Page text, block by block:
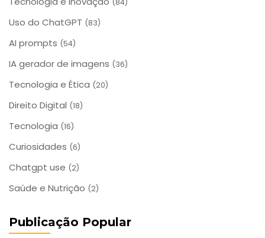
(84)
Uso do ChatGPT (83)
AI prompts (54)
IA gerador de imagens (36)
Tecnologia e Ética (20)
Direito Digital (18)
Tecnologia (16)
Curiosidades (6)
Chatgpt use (2)
Saúde e Nutrição (2)
Publicação Popular